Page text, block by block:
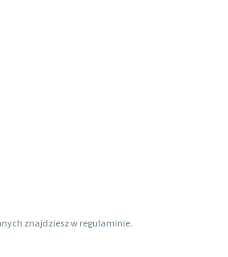
znajdziesz w regulaminie.